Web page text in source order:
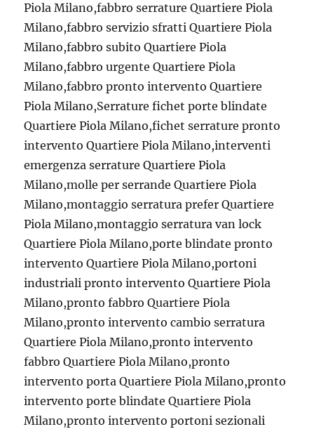
Piola Milano,fabbro serrature Quartiere Piola
Milano,fabbro servizio sfratti Quartiere Piola
Milano,fabbro subito Quartiere Piola
Milano,fabbro urgente Quartiere Piola
Milano,fabbro pronto intervento Quartiere
Piola Milano,Serrature fichet porte blindate
Quartiere Piola Milano,fichet serrature pronto
intervento Quartiere Piola Milano,interventi
emergenza serrature Quartiere Piola
Milano,molle per serrande Quartiere Piola
Milano,montaggio serratura prefer Quartiere
Piola Milano,montaggio serratura van lock
Quartiere Piola Milano,porte blindate pronto
intervento Quartiere Piola Milano,portoni
industriali pronto intervento Quartiere Piola
Milano,pronto fabbro Quartiere Piola
Milano,pronto intervento cambio serratura
Quartiere Piola Milano,pronto intervento
fabbro Quartiere Piola Milano,pronto
intervento porta Quartiere Piola Milano,pronto
intervento porte blindate Quartiere Piola
Milano,pronto intervento portoni sezionali